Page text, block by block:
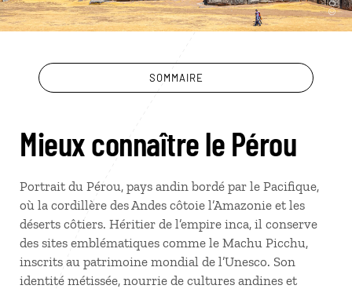
SOMMAIRE
Mieux connaître le Pérou
Portrait du Pérou, pays andin bordé par le Pacifique,
où la cordillère des Andes côtoie l’Amazonie et les
déserts côtiers. Héritier de l’empire inca, il conserve
des sites emblématiques comme le Machu Picchu,
inscrits au patrimoine mondial de l’Unesco. Son
identité métissée, nourrie de cultures andines et